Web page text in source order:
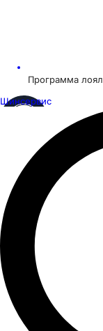
Программа
Шинсервис